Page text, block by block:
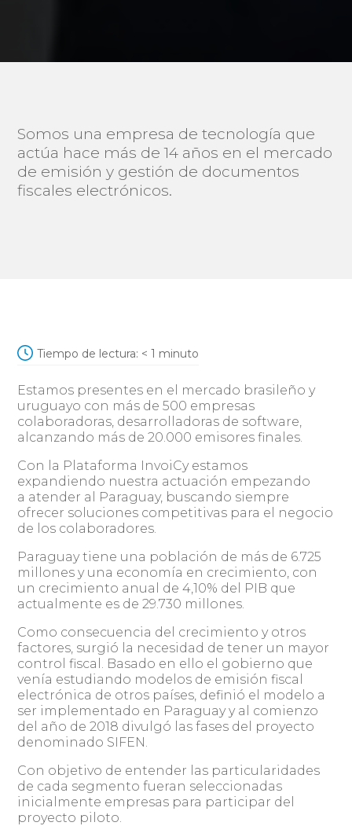
Somos una empresa de tecnología que
actúa hace más de 14 años en el mercado
de emisión y gestión de documentos
fiscales electrónicos.
Tiempo de lectura: < 1 minuto
Estamos presentes en el mercado brasileño y
uruguayo con más de 500 empresas
colaboradoras, desarrolladoras de software,
alcanzando más de 20.000 emisores finales.
Con la Plataforma InvoiCy estamos
expandiendo nuestra actuación empezando
a atender al Paraguay, buscando siempre
ofrecer soluciones competitivas para el negocio
de los colaboradores.
Paraguay tiene una población de más de 6.725
millones y una economía en crecimiento, con
un crecimiento anual de 4,10% del PIB que
actualmente es de 29.730 millones.
Como consecuencia del crecimiento y otros
factores, surgió la necesidad de tener un mayor
control fiscal. Basado en ello el gobierno que
venía estudiando modelos de emisión fiscal
electrónica de otros países, definió el modelo a
ser implementado en Paraguay y al comienzo
del año de 2018 divulgó las fases del proyecto
denominado SIFEN.
Con objetivo de entender las particularidades
de cada segmento fueran seleccionadas
inicialmente empresas para participar del
proyecto piloto.